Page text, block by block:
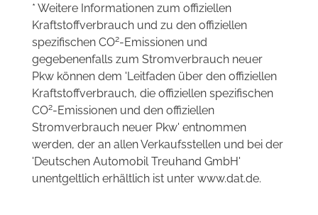
* Weitere Informationen zum offiziellen
Kraftstoffverbrauch und zu den offiziellen
spezifischen CO2-Emissionen und
gegebenenfalls zum Stromverbrauch neuer
Pkw können dem 'Leitfaden über den offiziellen
Kraftstoffverbrauch, die offiziellen spezifischen
CO2-Emissionen und den offiziellen
Stromverbrauch neuer Pkw' entnommen
werden, der an allen Verkaufsstellen und bei der
'Deutschen Automobil Treuhand GmbH'
unentgeltlich erhältlich ist unter www.dat.de.